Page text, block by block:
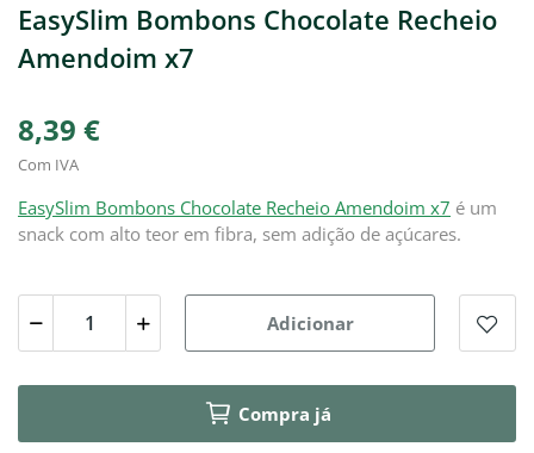
EasySlim Bombons Chocolate Recheio
Amendoim x7
8,39 €
Com IVA
EasySlim Bombons Chocolate Recheio Amendoim x7 é um
snack com alto teor em fibra, sem adição de açúcares.
Adicionar
Compra já